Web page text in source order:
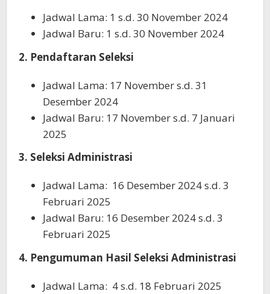
Jadwal Lama: 1 s.d. 30 November 2024
Jadwal Baru: 1 s.d. 30 November 2024
2. Pendaftaran Seleksi
Jadwal Lama: 17 November s.d. 31
Desember 2024
Jadwal Baru: 17 November s.d. 7 Januari
2025
3. Seleksi Administrasi
Jadwal Lama: 16 Desember 2024 s.d. 3
Februari 2025
Jadwal Baru: 16 Desember 2024 s.d. 3
Februari 2025
4. Pengumuman Hasil Seleksi Administrasi
Jadwal Lama: 4 s.d. 18 Februari 2025